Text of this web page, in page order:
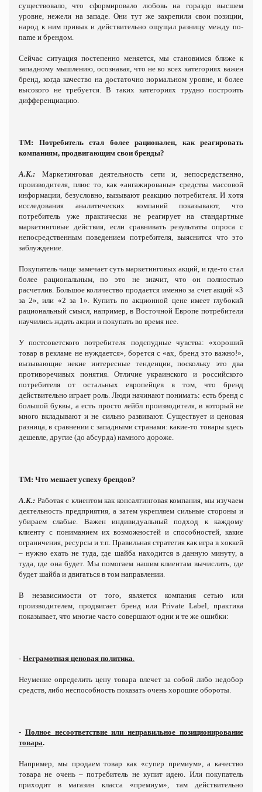
существовало, что сформировало любовь на гораздо высшем
уровне, нежели на западе. Они тут же закрепили свои позиции,
народ к ним привык и действительно ощущал разницу между no-
name и брендом.
Сейчас ситуация постепенно меняется, мы становимся ближе к
западному мышлению, осознавая, что не во всех категориях важен
бренд, когда качество на достаточно нормальном уровне, и более
высокого не требуется. В таких категориях трудно построить
дифференциацию.
ТМ: Потребитель стал более рационален, как реагировать
компаниям, продвигающим свои бренды?
А.К.: Маркетинговая деятельность сети и, непосредственно,
производителя, плюс то, как «ангажированы» средства массовой
информации, безусловно, вызывают реакцию потребителя. И хотя
исследования аналитических компаний показывают, что
потребитель уже практически не реагирует на стандартные
маркетинговые действия, если сравнивать результаты опроса с
непосредственным поведением потребителя, выяснится что это
заблуждение.
Покупатель чаще замечает суть маркетинговых акций, и где-то стал
более рациональным, но это не значит, что он полностью
расчетлив. Большое количество продается именно за счет акций «3
за 2», или «2 за 1». Купить по акционной цене имеет глубокий
рациональный смысл, например, в Восточной Европе потребители
научились ждать акции и покупать во время нее.
У постсоветского потребителя подспудные чувства: «хороший
товар в рекламе не нуждается», борется с «ах, бренд это важно!»,
вызывающие некие интересные тенденции, поскольку это два
противоречивых понятия. Отличие украинского и российского
потребителя от остальных европейцев в том, что бренд
действительно играет роль. Люди начинают понимать: есть бренд с
большой буквы, а есть просто лейбл производителя, в который не
много вкладывают и не сильно развивают. Существует и ценовая
разница, в сравнении с западными странами: какие-то товары здесь
дешевле, другие (до абсурда) намного дороже.
ТМ: Что мешает успеху брендов?
А.К.: Работая с клиентом как консалтинговая компания, мы изучаем
деятельность предприятия, а затем укрепляем сильные стороны и
убираем слабые. Важен индивидуальный подход к каждому
клиенту с пониманием их возможностей и способностей, какие
ограничения, ресурсы и т.п. Правильная стратегия как игра в хоккей
– нужно ехать не туда, где шайба находится в данную минуту, а
туда, где она будет. Мы помогаем нашим клиентам вычислить, где
будет шайба и двигаться в том направлении.
В независимости от того, является компания сетью или
производителем, продвигает бренд или Private Label , практика
показывает, что многие часто совершают одни и те же ошибки:
- Неграмотная ценовая политика
Неумение определить цену товара влечет за собой либо недобор
средств, либо неспособность показать очень хорошие обороты.
- Полное несоответствие или неправильное позиционирование
товара.
Например, мы продаем товар как «супер премиум», а качество
товара не очень – потребитель не купит идею. Или покупатель
приходит в магазин класса «премиум», там действительно